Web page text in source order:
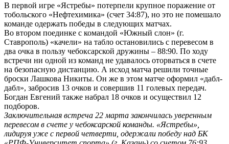
В первой игре «Ястребы» потерпели крупное поражение от
тобольского «Нефтехимика» (счет 34:87), но это не помешало
команде одержать победы в следующих матчах.
Во втором поединке с командой «Южный слон» (г.
Ставрополь) «качели» на табло остановились с перевесом в
два очка в пользу чебоксарской дружины – 88:90. По ходу
встречи ни одной из команд не удавалось оторваться в счете
на безопасную дистанцию. А исход матча решили точные
броски Лашкова Никиты. Он же в этом матче оформил «дабл-
дабл», забросив 13 очков и совершив 11 голевых передач.
Богдан Евгений также набрал 18 очков и осуществил 12
подборов.
Заключительная встреча 22 марта закончилась уверенным
перевесом в счете у чебоксарской команды. «Ястребы»,
лидируя уже с первой четверти, одержали победу над БК